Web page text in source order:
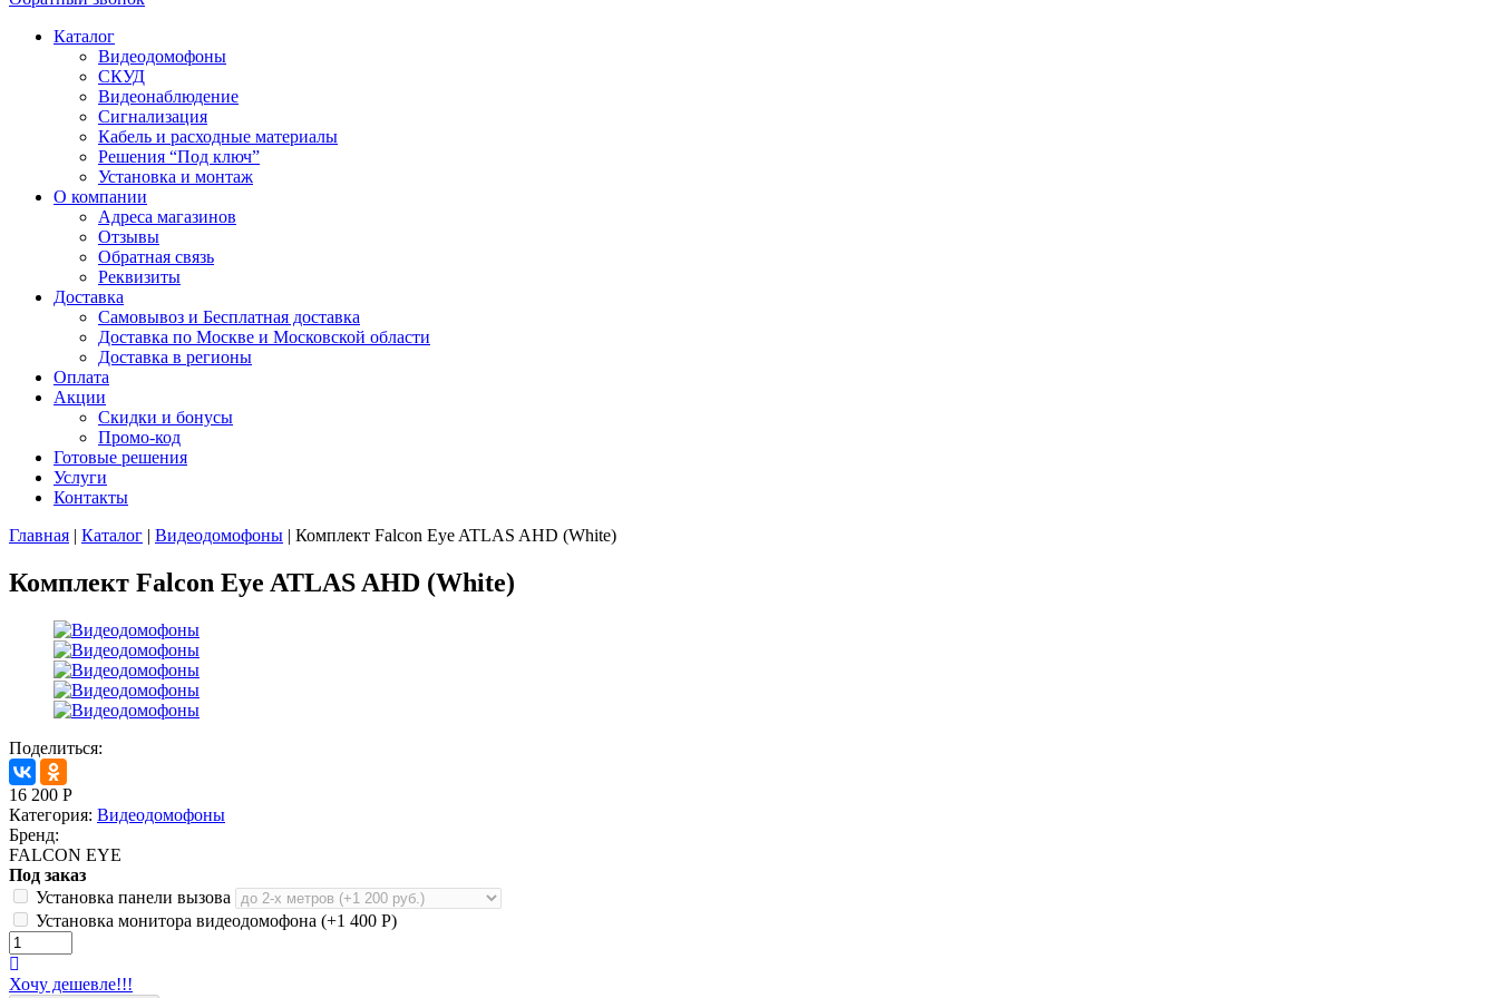
Каталог
Видеодомофоны
СКУД
Видеонаблюдение
Сигнализация
Кабель и расходные материалы
Решения “Под ключ”
Установка и монтаж
О компании
Адреса магазинов
Отзывы
Обратная связь
Реквизиты
Доставка
Самовывоз и Бесплатная доставка
Доставка по Москве и Московской области
Доставка в регионы
Оплата
Акции
Скидки и бонусы
Промо-код
Готовые решения
Услуги
Контакты
Главная | Каталог | Видеодомофоны | Комплект Falcon Eye ATLAS AHD (White)
Комплект Falcon Eye ATLAS AHD (White)
Поделиться:
16 200 Р
Категория: Видеодомофоны
Бренд:
FALCON EYE
Под заказ
Установка панели вызова
Установка монитора видеодомофона (+1 400 Р)
Хочу дешевле!!!